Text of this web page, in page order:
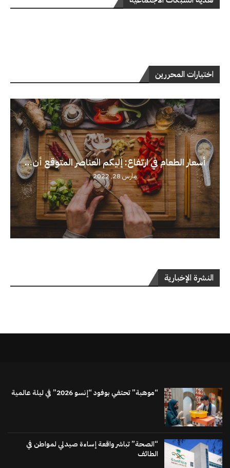
اختيارات المحررين
أسعار الطعام في ارتفاع: إليكم العناصر المتوقع أن...
مارس 28, 2022
النشرة الإخبارية
“موهبة” تحتفي بوفود “إنسو 2026” في ليلة عالمية
“الصحة” تباشر واقعة إساءة صيدلي لمواطن في
الطائف